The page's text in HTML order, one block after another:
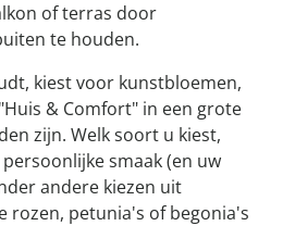
of terras door
te houden.
kiest voor kunstbloemen,
& Comfort" in een grote
zijn. Welk soort u kiest,
smaak (en uw
andere kiezen uit
rozen, petunia's of begonia's